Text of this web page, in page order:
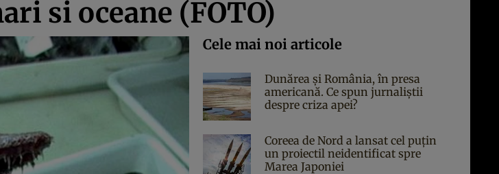
si oceane (FOTO)
Cele mai noi articole
Dunărea și România, în presa
americană. Ce spun jurnaliștii
despre criza apei?
Coreea de Nord a lansat cel puțin
un proiectil neidentificat spre
Marea Japoniei